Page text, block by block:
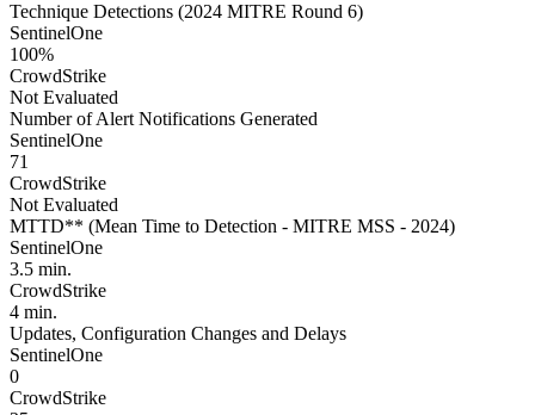
Technique Detections (2024 MITRE Round 6)
SentinelOne
100%
CrowdStrike
Not Evaluated
Number of Alert Notifications Generated
SentinelOne
71
CrowdStrike
Not Evaluated
MTTD** (Mean Time to Detection - MITRE MSS - 2024)
SentinelOne
3.5 min.
CrowdStrike
4 min.
Updates, Configuration Changes and Delays
SentinelOne
0
CrowdStrike